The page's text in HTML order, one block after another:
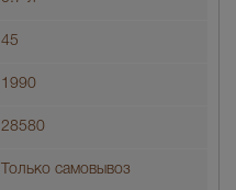
45
1990
28580
Только самовывоз